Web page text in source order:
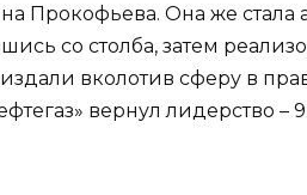
Прокофьева. Она же
со столба, затем
издали вколотив сферу в
вернул лидерство –